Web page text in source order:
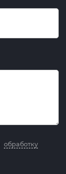
обработку